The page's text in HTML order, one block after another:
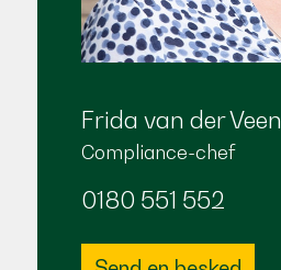
Frida van der Veen
Compliance-chef
0180 551 552